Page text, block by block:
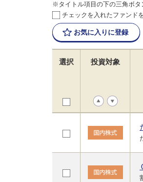
※タイトル項目の下の三角ボタ
チェックを入れたファンド
お気に入りに登録
選択 投資対象